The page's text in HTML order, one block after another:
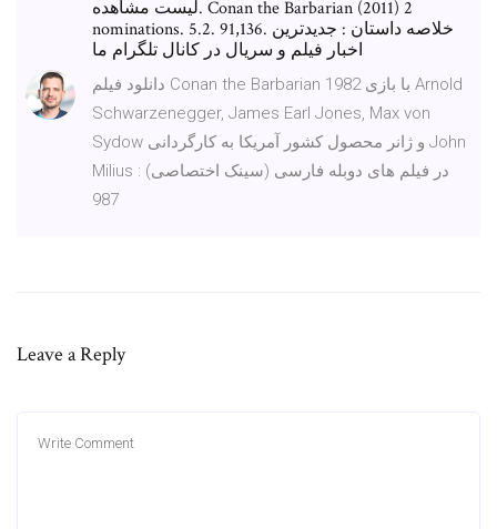
لیست مشاهده. Conan the Barbarian (2011) 2
nominations. 5.2. 91,136. خلاصه داستان : جدیدترین
اخبار فیلم و سریال در کانال تلگرام ما
دانلود فیلم Conan the Barbarian 1982 با بازی Arnold
Schwarzenegger, James Earl Jones, Max von
Sydow و ژانر محصول کشور آمریکا به کارگردانی John
Milius در فیلم های دوبله فارسی (سینک اختصاصی) :
987
Leave a Reply